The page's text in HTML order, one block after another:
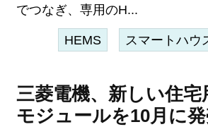
でつなぎ、専用のH...
HEMS スマートハウ
三菱電機、新しい住宅
モジュールを10月に